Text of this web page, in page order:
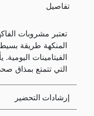
تفاصيل
تعتبر مشروبات
المنكهة طريقة
الفيتامينات
التي تتمتع بمذاق
إرشادات التحضير